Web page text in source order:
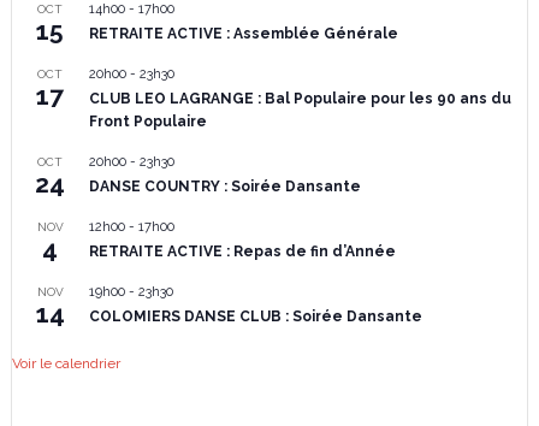
OCT
15
14h00- 17h00
RETRAITE ACTIVE : Assemblée Générale
OCT
17
20h00- 23h30
CLUB LEO LAGRANGE : Bal Populaire pour les 90 ans du
Front Populaire
OCT
24
20h00- 23h30
DANSE COUNTRY : Soirée Dansante
NOV
4
12h00- 17h00
RETRAITE ACTIVE : Repas de fin d’Année
NOV
14
19h00- 23h30
COLOMIERS DANSE CLUB : Soirée Dansante
Voir le calendrier